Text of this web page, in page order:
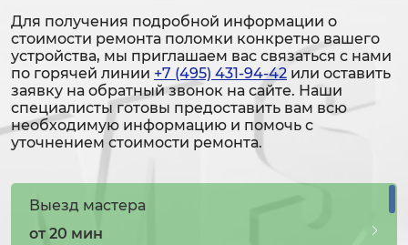
Для получения подробной информации о
стоимости ремонта поломки конкретно вашего
устройства, мы приглашаем вас связаться с нами
по горячей линии +7 (495) 431-94-42 или оставить
заявку на обратный звонок на сайте. Наши
специалисты готовы предоставить вам всю
необходимую информацию и помочь с
уточнением стоимости ремонта.
Выезд мастера
от 20 мин